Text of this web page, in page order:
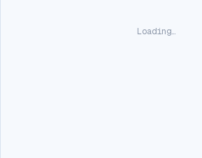
Loading…